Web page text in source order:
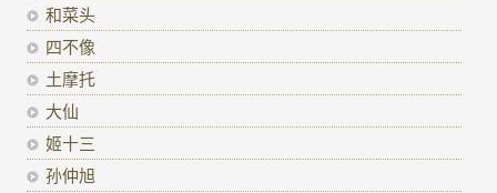
和菜头
四不像
土摩托
大仙
姬十三
孙仲旭